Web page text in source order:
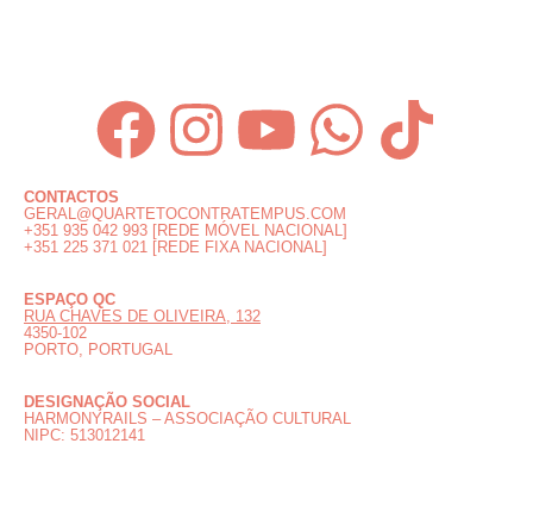
CONTACTOS
GERAL@QUARTETOCONTRATEMPUS.COM
+351 935 042 993 [REDE MÓVEL NACIONAL]
+351 225 371 021 [REDE FIXA NACIONAL]
ESPAÇO QC
RUA CHAVES DE OLIVEIRA, 132
4350-102
PORTO, PORTUGAL
DESIGNAÇÃO SOCIAL
HARMONYRAILS – ASSOCIAÇÃO CULTURAL
NIPC: 513012141